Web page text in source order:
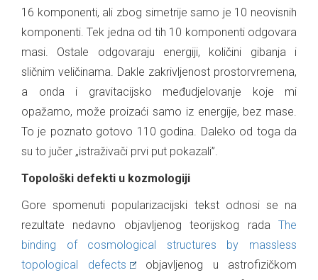
16 komponenti, ali zbog simetrije samo je 10 neovisnih
komponenti. Tek jedna od tih 10 komponenti odgovara
masi. Ostale odgovaraju energiji, količini gibanja i
sličnim veličinama. Dakle zakrivljenost prostorvremena,
a onda i gravitacijsko međudjelovanje koje mi
opažamo, može proizaći samo iz energije, bez mase.
To je poznato gotovo 110 godina. Daleko od toga da
su to jučer „istraživači prvi put pokazali”.
Topološki defekti u kozmologiji
Gore spomenuti popularizacijski tekst odnosi se na
rezultate nedavno objavljenog teorijskog rada The
binding of cosmological structures by massless
topological defects
objavljenog u astrofizičkom